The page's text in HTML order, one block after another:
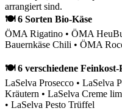
🍽 6 Sorten Bio-Käse
ÖMA Rigatino • ÖMA
Bauernkäse Chili • ÖMA
🍽 6 verschiedene
LaSelva Prosecco • LaSelva
Kräutern • LaSelva Creme
• LaSelva Pesto Trüffel